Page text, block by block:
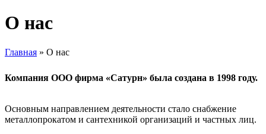
О нас
Главная » О нас
Компания ООО фирма «Сатурн» была создана в 1998 году.
Основным направлением деятельности стало снабжение
металлопрокатом и сантехникой организаций и частных лиц.